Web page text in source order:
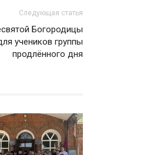
Следующая статья
Богородицы
учеников группы
продлённого дня